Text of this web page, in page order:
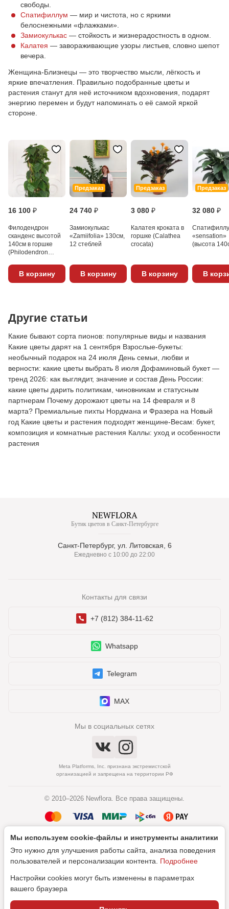
свободы.
Спатифиллум — мир и чистота, но с яркими
белоснежными «флажками».
Замиокулькас — стойкость и жизнерадостность в одном.
Калатея — завораживающие узоры листьев, словно шепот
вечера.
Женщина-Близнецы — это творчество мысли, лёгкость и
яркие впечатления. Правильно подобранные цветы и
растения станут для неё источником вдохновения, подарят
энергию перемен и будут напоминать о её самой яркой
стороне.
16 100 ₽
Филодендрон
сканденс высотой
140см в горшке
(Philodendron
В корзину
Предзаказ
24 740 ₽
Замиокулькас
«Zamiifolia» 130см,
12 стеблей
В корзину
Предзаказ
3 080 ₽
Калатея кроката в
горшке (Calathea
crocata)
В корзину
Предзаказ
32 080 ₽
«sensation»
(высота
В
Другие статьи
Какие бывают сорта пионов: популярные виды и названия
Какие цветы дарят на 1 сентября Взрослые-букеты:
необычный подарок на 24 июля День семьи, любви и
верности: какие цветы выбрать 8 июля Дофаминовый букет —
тренд 2026: как выглядит, значение и состав День России:
какие цветы дарить политикам, чиновникам и статусным
партнерам Почему дорожают цветы на 14 февраля и 8
марта? Премиальные пихты Нордмана и Фразера на Новый
год Какие цветы и растения подходят женщине-Весам: букет,
композиция и комнатные растения Каллы: уход и особенности
растения
Бутик цветов в Санкт-Петербурге
Санкт-Петербург, ул. Литовская, 6
Ежедневно с 10:00 до 22:00
Контакты для связи
+7 (812) 384-11-62
Whatsapp
Telegram
MAX
Мы в социальных сетях
Meta Platforms, Inc. признана экстремистской
организацией и запрещена на территории РФ
© 2010–2026 Newflora. Все права защищены.
Политика обработки персональных данных
Согласие на обработку персональных данных
Мы используем cookie‑файлы и инструменты аналитики
Это нужно для улучшения работы сайта, анализа поведения
пользователей и персонализации контента. Подробнее
Настройки cookies могут быть изменены в параметрах
вашего браузера